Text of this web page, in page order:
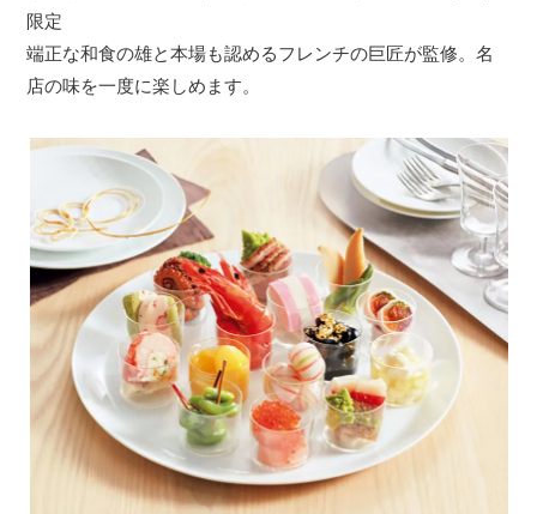
限定
端正な和食の雄と本場も認めるフレンチの巨匠が監修。名
店の味を一度に楽しめます。